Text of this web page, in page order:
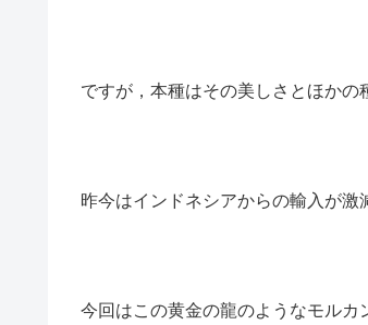
ですが，本種はその美しさとほかの
昨今はインドネシアからの輸入が激
今回はこの黄金の龍のようなモル